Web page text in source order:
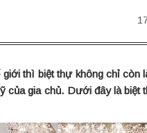
thì biệt thự không chỉ
của gia chủ. Dưới đây là